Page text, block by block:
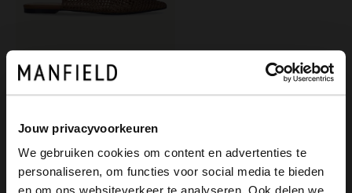
Jouw privacyvoorkeuren
We gebruiken cookies om content en advertenties te
personaliseren, om functies voor social media te bieden
Manfield
Bronzefarbene Slingbacks in Flecht-Optik